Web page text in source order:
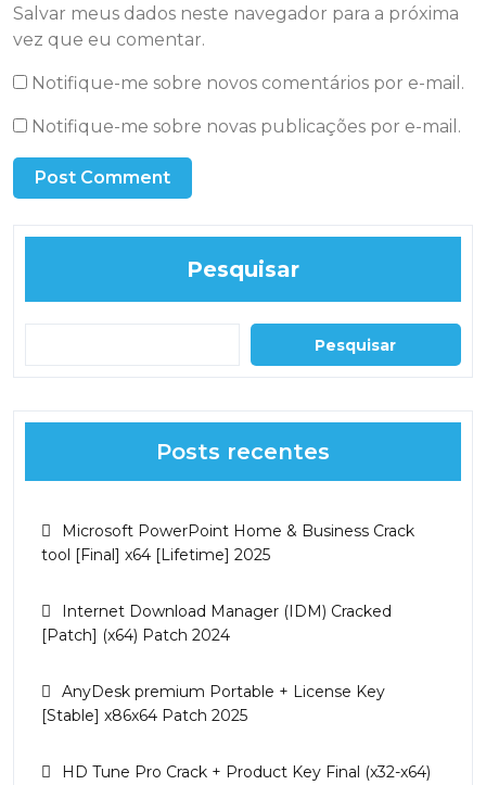
Salvar meus dados neste navegador para a próxima
vez que eu comentar.
Notifique-me sobre novos comentários por e-mail.
Notifique-me sobre novas publicações por e-mail.
Pesquisar
Pesquisar
Posts recentes
Microsoft PowerPoint Home & Business Crack
tool [Final] x64 [Lifetime] 2025
Internet Download Manager (IDM) Cracked
[Patch] (x64) Patch 2024
AnyDesk premium Portable + License Key
[Stable] x86x64 Patch 2025
HD Tune Pro Crack + Product Key Final (x32-x64)